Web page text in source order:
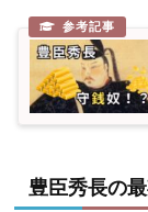
豊臣秀長の